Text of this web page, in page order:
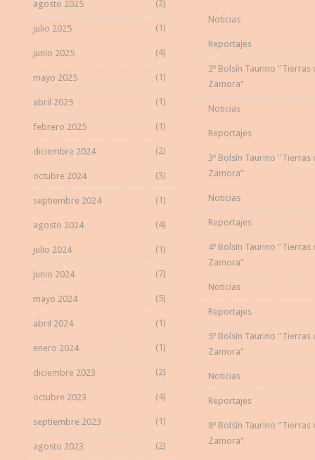
agosto 2025 (2)
julio 2025 (1)
junio 2025 (4)
mayo 2025 (1)
abril 2025 (1)
febrero 2025 (1)
diciembre 2024 (2)
octubre 2024 (3)
septiembre 2024 (1)
agosto 2024 (4)
julio 2024 (1)
junio 2024 (7)
mayo 2024 (5)
abril 2024 (1)
enero 2024 (1)
diciembre 2023 (2)
octubre 2023 (4)
septiembre 2023 (1)
agosto 2023 (2)
Noticias
Reportajes
2º Bolsín Taurino "Tierras
Zamora"
Noticias
Reportajes
3º Bolsín Taurino "Tierras
Zamora"
Noticias
Reportajes
4º Bolsín Taurino "Tierras
Zamora"
Noticias
Reportajes
5º Bolsín Taurino "Tierras
Zamora"
Noticias
Reportajes
8º Bolsín Taurino "Tierras
Zamora"